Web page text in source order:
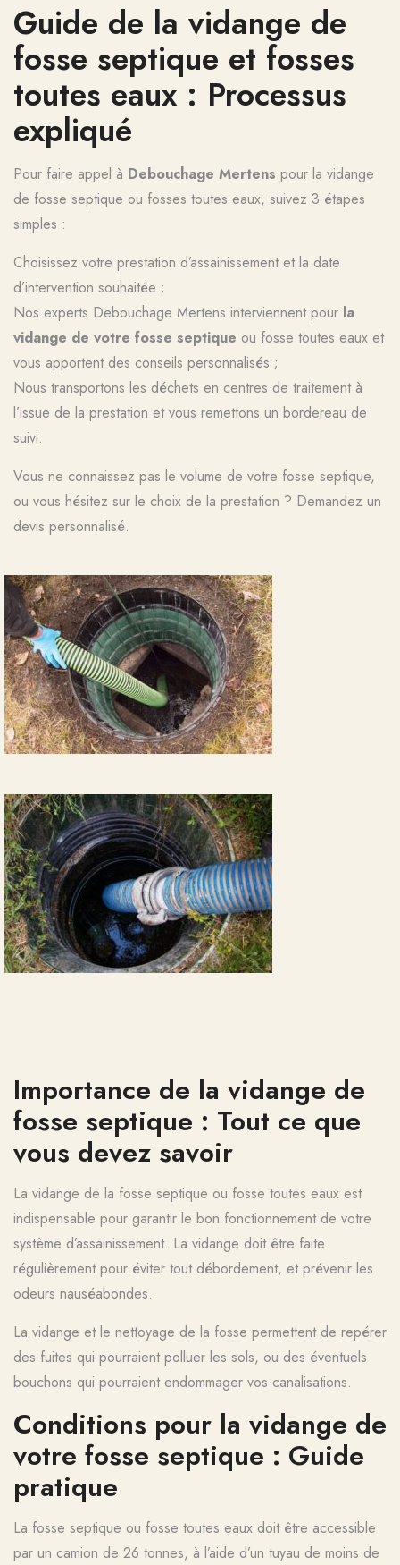
Guide de la vidange de
fosse septique et fosses
toutes eaux : Processus
expliqué
Pour faire appel à Debouchage Mertens pour la vidange
de fosse septique ou fosses toutes eaux, suivez 3 étapes
simples :
Choisissez votre prestation d’assainissement et la date
d’intervention souhaitée ;
Nos experts Debouchage Mertens interviennent pour la
vidange de votre fosse septique ou fosse toutes eaux et
vous apportent des conseils personnalisés ;
Nous transportons les déchets en centres de traitement à
l’issue de la prestation et vous remettons un bordereau de
suivi.
Vous ne connaissez pas le volume de votre fosse septique,
ou vous hésitez sur le choix de la prestation ? Demandez un
devis personnalisé.
Importance de la vidange de
fosse septique : Tout ce que
vous devez savoir
La vidange de la fosse septique ou fosse toutes eaux est
indispensable pour garantir le bon fonctionnement de votre
système d’assainissement. La vidange doit être faite
régulièrement pour éviter tout débordement, et prévenir les
odeurs nauséabondes.
La vidange et le nettoyage de la fosse permettent de repérer
des fuites qui pourraient polluer les sols, ou des éventuels
bouchons qui pourraient endommager vos canalisations.
Conditions pour la vidange de
votre fosse septique : Guide
pratique
La fosse septique ou fosse toutes eaux doit être accessible
par un camion de 26 tonnes, à l’aide d’un tuyau de moins de